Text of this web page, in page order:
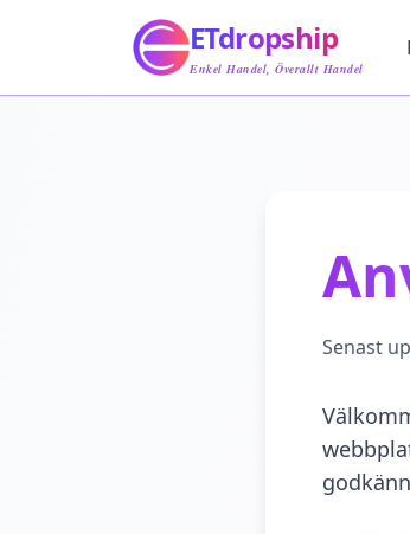
Produkt
ETdropship
Enkel Handel, Överallt Handel
Senast